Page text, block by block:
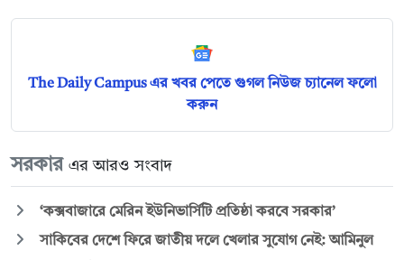
The Daily Campus এর খবর পেতে গুগল নিউজ চ্যানেল ফলো
করুন
সরকার এর আরও সংবাদ
‘কক্সবাজারে মেরিন ইউনিভার্সিটি প্রতিষ্ঠা করবে সরকার’
সাকিবের দেশে ফিরে জাতীয় দলে খেলার সুযোগ নেই: আমিনুল